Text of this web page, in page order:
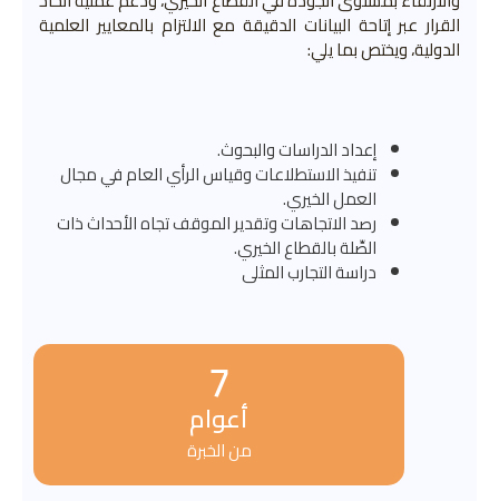
القرار عبر إتاحة البيانات الدقيقة مع الالتزام بالمعايير العلمية
الدولية، ويختص بما يلي:
إعداد الدراسات والبحوث.
تنفيذ الاستطلاعات وقياس الرأي العام في مجال
العمل الخيري.
رصد الاتجاهات وتقدير الموقف تجاه الأحداث ذات
الصِّلة بالقطاع الخيري.
دراسة التجارب المثلى
7
أعوام
من الخبرة